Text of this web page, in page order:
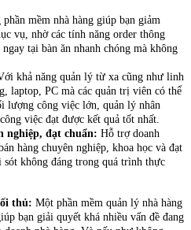
phần mềm nhà hàng giúp bạn giảm
vụ, nhờ các tính năng order thông
tại bàn ăn nhanh chóng mà không
khả năng quản lý từ xa cũng như linh
laptop, PC mà các quản trị viên có thể
lượng công việc lớn, quản lý nhân
việc đạt được kết quả tốt nhất.
nghiệp, đạt chuẩn: Hỗ trợ doanh
hàng chuyên nghiệp, khoa học và đạt
sót không đáng trong quá trình thực
thủ: Một phần mềm quản lý nhà hàng
bạn giải quyết khá nhiều vấn đề đang